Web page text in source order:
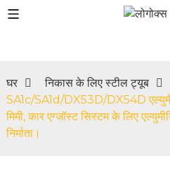
घर
निकास के लिए स्टील ट्यूब
SA1c/SA1d/DX53D/DX54D
मिमी, कार एग्जॉस्ट सिस्टम के लिए
निर्माता।